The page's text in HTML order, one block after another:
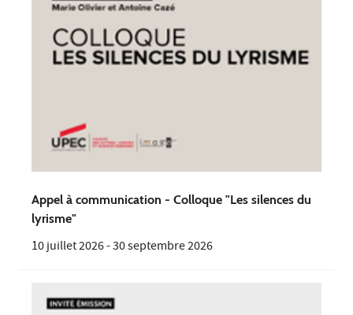
Appel à communication - Colloque "Les silences du
lyrisme"
10 juillet 2026-30 septembre 2026